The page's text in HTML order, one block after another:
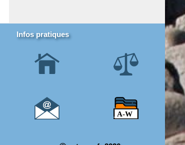
Infos pratiques